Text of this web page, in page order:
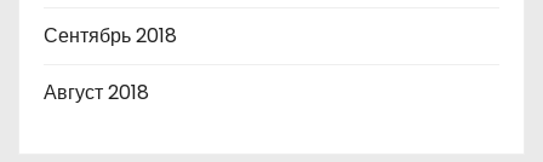
Сентябрь 2018
Август 2018